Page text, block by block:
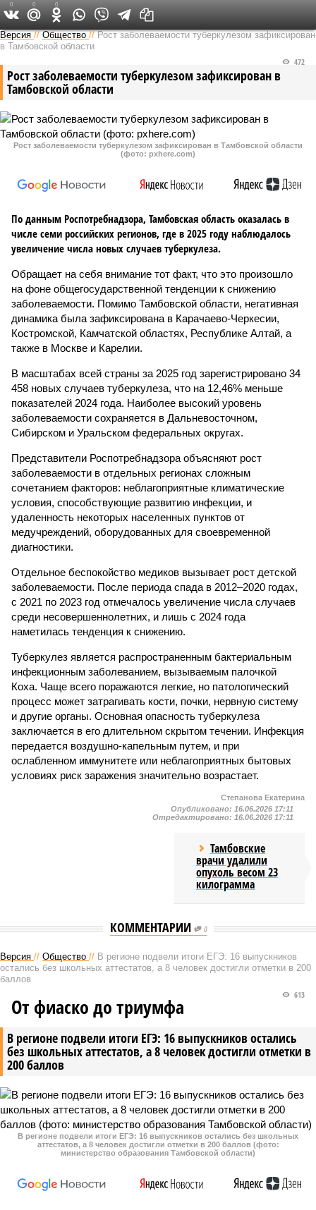
Версия в Тамбове
Версия //Общество //Рост заболеваемости туберкулезом зафиксирован
в Тамбовской области
Рост заболеваемости туберкулезом зафиксирован в
Тамбовской области
472
Рост заболеваемости туберкулезом зафиксирован в Тамбовской области
(фото: pxhere.com)
По данным Роспотребнадзора, Тамбовская область оказалась в
числе семи российских регионов, где в 2025 году наблюдалось
увеличение числа новых случаев туберкулеза.
Обращает на себя внимание тот факт, что это произошло
на фоне общегосударственной тенденции к снижению
заболеваемости. Помимо Тамбовской области, негативная
динамика была зафиксирована в Карачаево-Черкесии,
Костромской, Камчатской областях, Республике Алтай, а
также в Москве и Карелии.
В масштабах всей страны за 2025 год зарегистрировано 34
458 новых случаев туберкулеза, что на 12,46% меньше
показателей 2024 года. Наиболее высокий уровень
заболеваемости сохраняется в Дальневосточном,
Сибирском и Уральском федеральных округах.
Представители Роспотребнадзора объясняют рост
заболеваемости в отдельных регионах сложным
сочетанием факторов: неблагоприятные климатические
условия, способствующие развитию инфекции, и
удаленность некоторых населенных пунктов от
медучреждений, оборудованных для своевременной
диагностики.
Отдельное беспокойство медиков вызывает рост детской
заболеваемости. После периода спада в 2012–2020 годах,
с 2021 по 2023 год отмечалось увеличение числа случаев
среди несовершеннолетних, и лишь с 2024 года
наметилась тенденция к снижению.
Туберкулез является распространенным бактериальным
инфекционным заболеванием, вызываемым палочкой
Коха. Чаще всего поражаются легкие, но патологический
процесс может затрагивать кости, почки, нервную систему
и другие органы. Основная опасность туберкулеза
заключается в его длительном скрытом течении. Инфекция
передается воздушно-капельным путем, и при
ослабленном иммунитете или неблагоприятных бытовых
условиях риск заражения значительно возрастает.
0 0 0
Степанова Екатерина
Опубликовано: 16.06.2026 17:11
Отредактировано: 16.06.2026 17:11
Тамбовские
врачи удалили
опухоль весом 23
килограмма
КОММЕНТАРИИ 0
Версия // Общество // В регионе подвели итоги ЕГЭ: 16 выпускников
остались без школьных аттестатов, а 8 человек достигли отметки в 200
баллов
В регионе подвели итоги ЕГЭ: 16 выпускников остались
без школьных аттестатов, а 8 человек достигли отметки в
200 баллов
613
От фиаско до триумфа
В регионе подвели итоги ЕГЭ: 16 выпускников остались без школьных
аттестатов, а 8 человек достигли отметки в 200 баллов (фото:
министерство образования Тамбовской области)